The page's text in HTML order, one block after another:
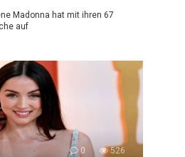
Madonna hat mit ihren 67
auf
0 526